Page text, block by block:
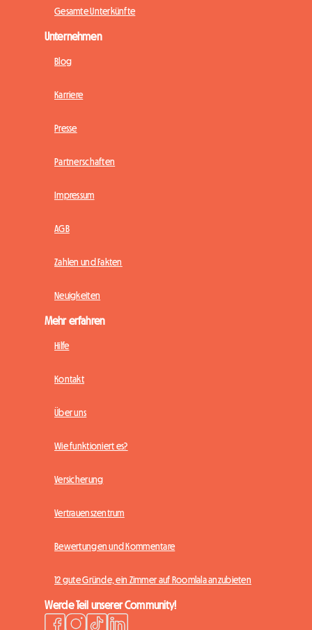
Gesamte Unterkünfte
Unternehmen
Blog
Karriere
Presse
Partnerschaften
Impressum
AGB
Zahlen und Fakten
Neuigkeiten
Mehr erfahren
Hilfe
Kontakt
Über uns
Wie funktioniert es?
Versicherung
Vertrauenszentrum
Bewertungen und Kommentare
12 gute Gründe, ein Zimmer auf Roomlala anzubieten
Werde Teil unserer Community!